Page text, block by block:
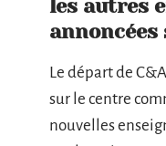
les autres
annoncées
Le départ de
sur le centre
nouvelles